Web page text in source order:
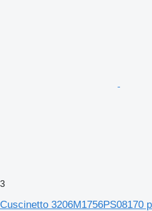
3
Cuscinetto 3206M1756PS08170